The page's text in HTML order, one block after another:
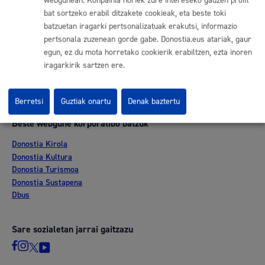
Esteka erabilgarriak
Lan eskaintza
Kontratatzailaren profila
Egoitza elektronikoa
Mapak - GeoDonostia
Web-mapa
Beste webgune korporatibo batzuk
Donostia Kirola
Donostia Kultura
Donostia Turismoa
Donostia Sustapena
Dbus
Sare sozialetan jarrai gaitzazu
bat sortzeko erabil ditzakete cookieak, eta beste toki
batzuetan iragarki pertsonalizatuak erakutsi, informazio
pertsonala zuzenean gorde gabe. Donostia.eus atariak, gaur
egun, ez du mota horretako cookierik erabiltzen, ezta inoren
iragarkirik sartzen ere.
Denak baztertu
Berretsi Guztiak onartu